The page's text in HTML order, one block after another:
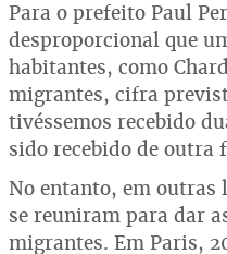
Para o prefeito Paul
desproporcional que
habitantes, como
migrantes, cifra
tivéssemos recebido
sido recebido de outra
No entanto, em outras
se reuniram para dar
migrantes. Em Paris,